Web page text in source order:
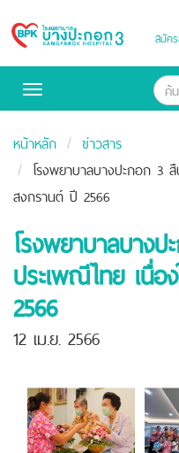
Bangpakok
สมัค
Toggle
หน้าหลัก
ข่าวสาร
โรงพยาบาลบางปะกอก 3
สงกรานต์ ปี 2566
โรงพยาบาลบาง
ประเพณีไทย เนื่อ
2566
12 เม.ย. 2566